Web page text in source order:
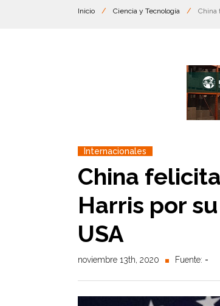
Inicio / Ciencia y Tecnología / China
Internacionales
China
Harris por
USA
noviembre 13th, 2020 Fuente: -